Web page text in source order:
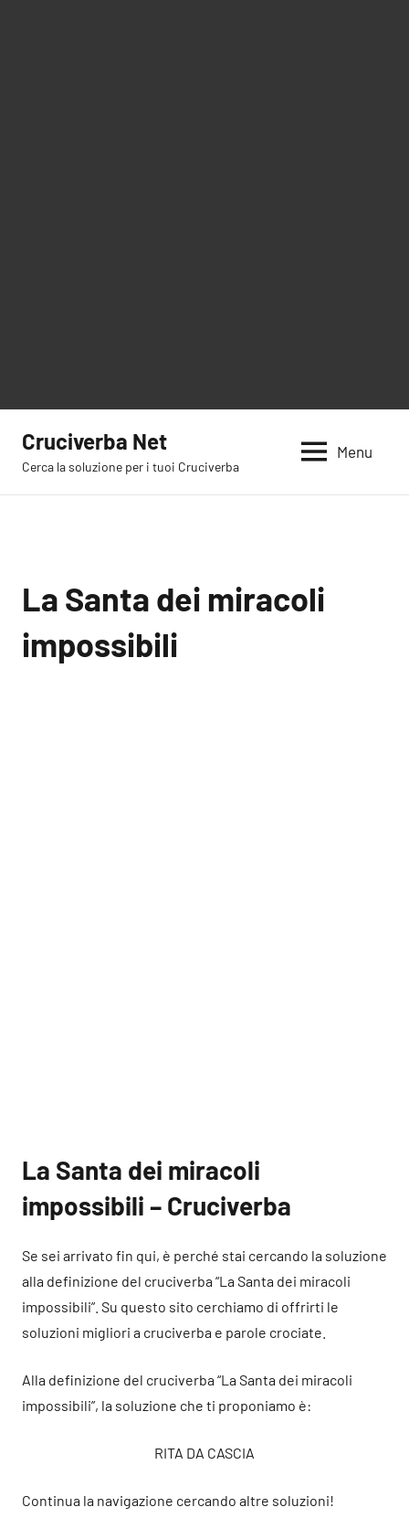
contenuto
Cruciverba Net
Cerca la soluzione per i tuoi Cruciverba
Menu
La Santa dei miracoli
impossibili
La Santa dei miracoli
impossibili – Cruciverba
Se sei arrivato fin qui, è perché stai cercando la soluzione
alla definizione del cruciverba “La Santa dei miracoli
impossibili”. Su questo sito cerchiamo di offrirti le
soluzioni migliori a cruciverba e parole crociate.
Alla definizione del cruciverba “La Santa dei miracoli
impossibili”, la soluzione che ti proponiamo è:
RITA DA CASCIA
Continua la navigazione cercando altre soluzioni!